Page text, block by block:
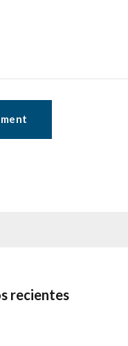
recientes